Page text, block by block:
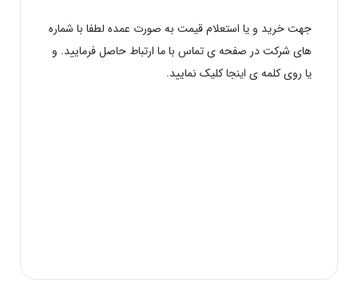
جهت خرید و یا استعلام قیمت به صورت عمده لطفا با شماره
های شرکت در صفحه ی تماس با ما ارتباط حاصل فرمایید. و
یا روی کلمه ی اینجاکلیک نمایید.